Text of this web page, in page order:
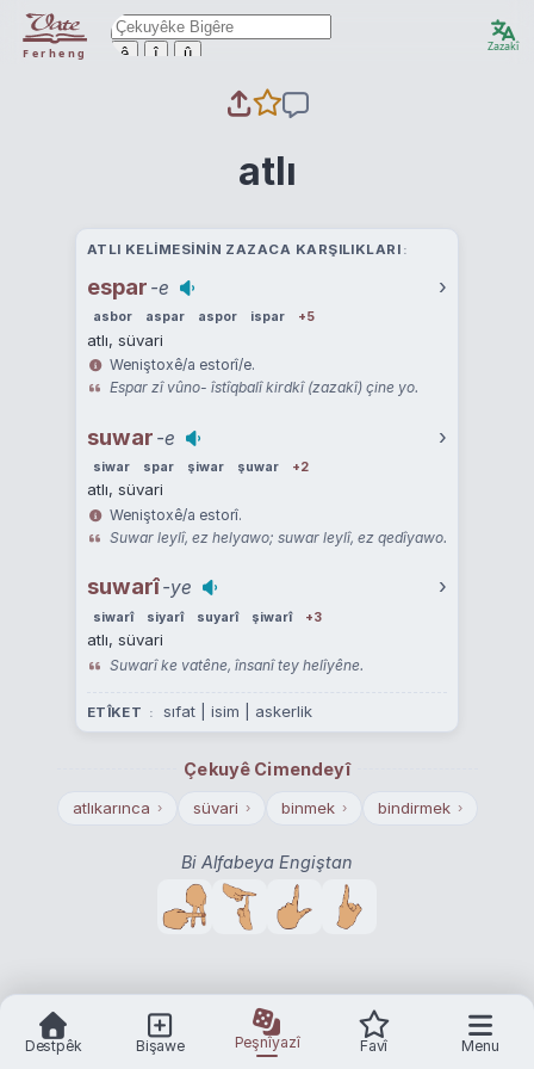
Ferheng ê î û Zazakî
atlı
ATLI KELIMESININ ZAZACA KARŞILIKLARI
espar -e ›
asbor aspar aspor ispar +5
atlı, süvari
Weniştoxê/a estorî/e.
Espar zî vûno- îstîqbalî kirdkî (zazakî) çine yo.
suwar -e ›
siwar spar şiwar şuwar +2
atlı, süvari
Weniştoxê/a estorî.
Suwar leylî, ez helyawo; suwar leylî, ez qedîyawo.
suwarî-ye ›
siwarî siyarî suyarî şiwarî +3
atlı, süvari
Suwarî ke vatêne, însanî tey helîyêne.
ETÎKET sıfat | isim | askerlik
Çekuyê Cimendeyî
atlıkarınca › süvari › binmek › bindirmek ›
Bi Alfabeya Engiştan
Destpêk Bişawe Peşnîyazî Favî Menu